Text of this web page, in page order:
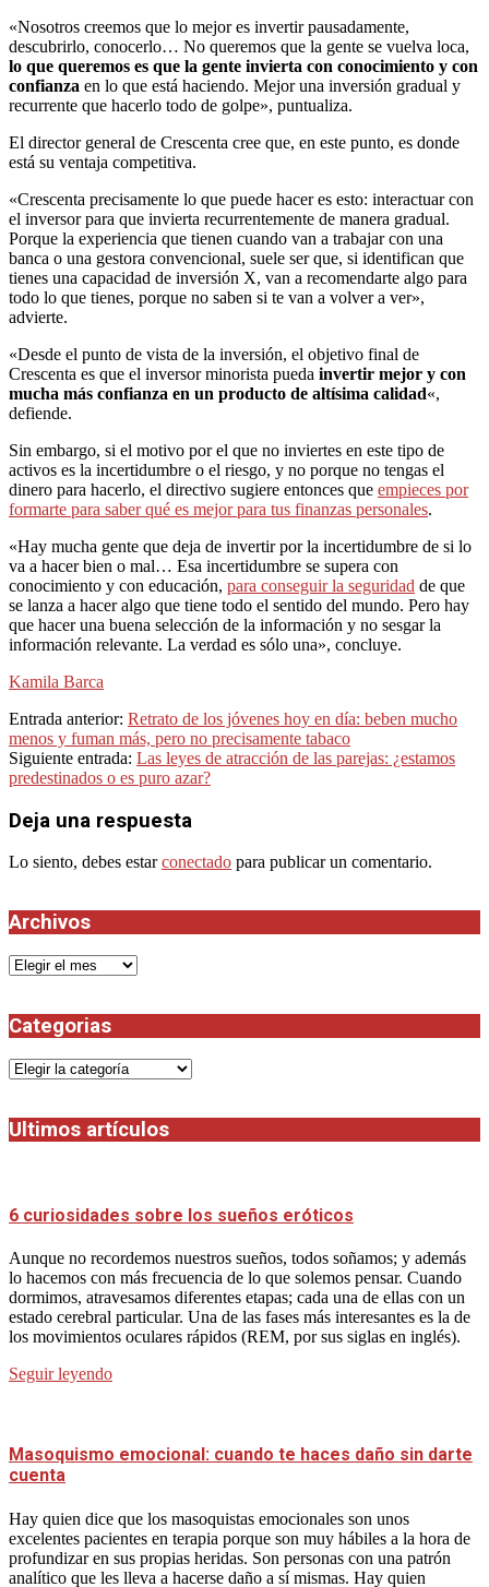
«Nosotros creemos que lo mejor es invertir pausadamente,
descubrirlo, conocerlo… No queremos que la gente se vuelva loca,
lo que queremos es que la gente invierta con conocimiento y con
confianza en lo que está haciendo. Mejor una inversión gradual y
recurrente que hacerlo todo de golpe», puntualiza.
El director general de Crescenta cree que, en este punto, es donde
está su ventaja competitiva.
«Crescenta precisamente lo que puede hacer es esto: interactuar con
el inversor para que invierta recurrentemente de manera gradual.
Porque la experiencia que tienen cuando van a trabajar con una
banca o una gestora convencional, suele ser que, si identifican que
tienes una capacidad de inversión X, van a recomendarte algo para
todo lo que tienes, porque no saben si te van a volver a ver»,
advierte.
«Desde el punto de vista de la inversión, el objetivo final de
Crescenta es que el inversor minorista pueda invertir mejor y con
mucha más confianza en un producto de altísima calidad«,
defiende.
Sin embargo, si el motivo por el que no inviertes en este tipo de
activos es la incertidumbre o el riesgo, y no porque no tengas el
dinero para hacerlo, el directivo sugiere entonces que empieces por
formarte para saber qué es mejor para tus finanzas personales.
«Hay mucha gente que deja de invertir por la incertidumbre de si lo
va a hacer bien o mal… Esa incertidumbre se supera con
conocimiento y con educación, para conseguir la seguridad de que
se lanza a hacer algo que tiene todo el sentido del mundo. Pero hay
que hacer una buena selección de la información y no sesgar la
información relevante. La verdad es sólo una», concluye.
Kamila Barca
2024-
04-
07
Entrada anterior: Retrato de los jóvenes hoy en día: beben mucho
menos y fuman más, pero no precisamente tabaco
Siguiente entrada: Las leyes de atracción de las parejas: ¿estamos
predestinados o es puro azar?
Deja una respuesta
Lo siento, debes estarconectado para publicar un comentario.
Archivos
Archivos
Categorias
Categorias
Ultimos artículos
6 curiosidades sobre los sueños eróticos
Aunque no recordemos nuestros sueños, todos soñamos; y además
lo hacemos con más frecuencia de lo que solemos pensar. Cuando
dormimos, atravesamos diferentes etapas; cada una de ellas con un
estado cerebral particular. Una de las fases más interesantes es la de
los movimientos oculares rápidos (REM, por sus siglas en inglés).
Seguir leyendo
Masoquismo emocional: cuando te haces daño sin darte
cuenta
Hay quien dice que los masoquistas emocionales son unos
excelentes pacientes en terapia porque son muy hábiles a la hora de
profundizar en sus propias heridas. Son personas con una patrón
analítico que les lleva a hacerse daño a sí mismas. Hay quien